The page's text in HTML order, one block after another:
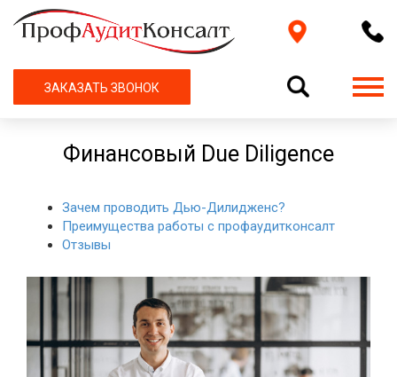
ЗАКАЗАТЬ ЗВОНОК
Финансовый Due Diligence
Зачем проводить Дью-Дилидженс?
Преимущества работы с профаудитконсалт
Отзывы